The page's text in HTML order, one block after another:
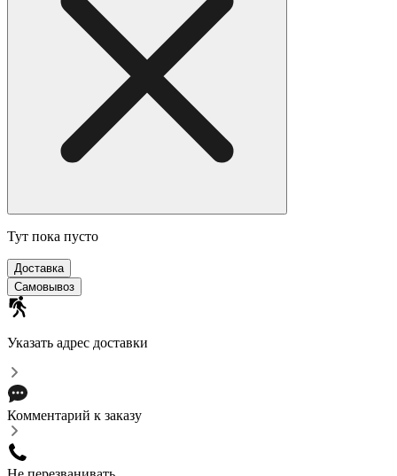
Тут пока пусто
Доставка
Самовывоз
Указать адрес доставки
Комментарий к заказу